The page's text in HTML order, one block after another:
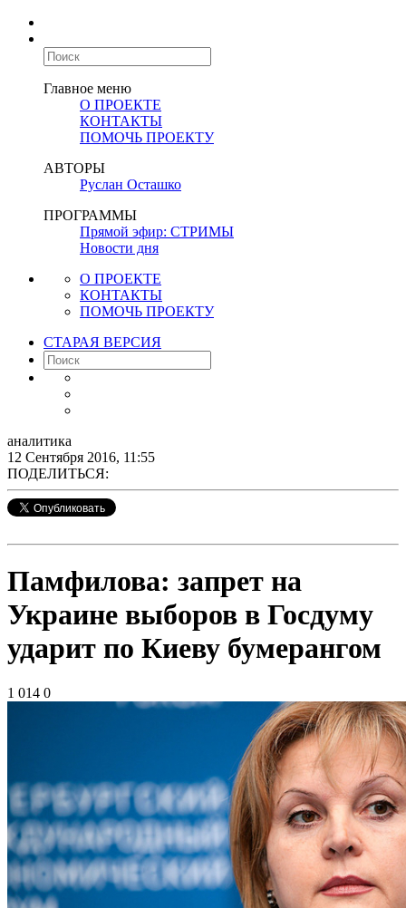
Главное меню
О ПРОЕКТЕ
КОНТАКТЫ
ПОМОЧЬ ПРОЕКТУ
АВТОРЫ
Руслан Осташко
ПРОГРАММЫ
Прямой эфир: СТРИМЫ
Новости дня
О ПРОЕКТЕ
КОНТАКТЫ
ПОМОЧЬ ПРОЕКТУ
СТАРАЯ ВЕРСИЯ
аналитика
12 Сентября 2016, 11:55
ПОДЕЛИТЬСЯ:
Памфилова: запрет на
Украине выборов в Госдуму
ударит по Киеву бумерангом
1 014 0